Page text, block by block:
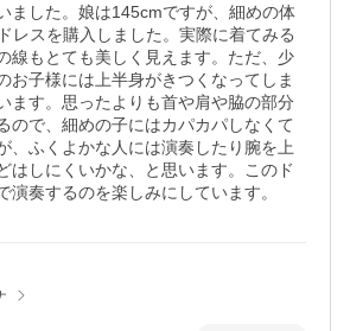
ました。娘は145cmですが、細めの体
レスを購入しました。実際に着てみる
線もとても美しく見えます。ただ、少
お子様には上半身がきつくなってしま
ます。思ったよりも首や肩や脇の部分
ので、細めの子にはカパカパしなくて
、ふくよかな人には演奏したり腕を上
はしにくいかな、と思います。このド
演奏するのを楽しみにしています。